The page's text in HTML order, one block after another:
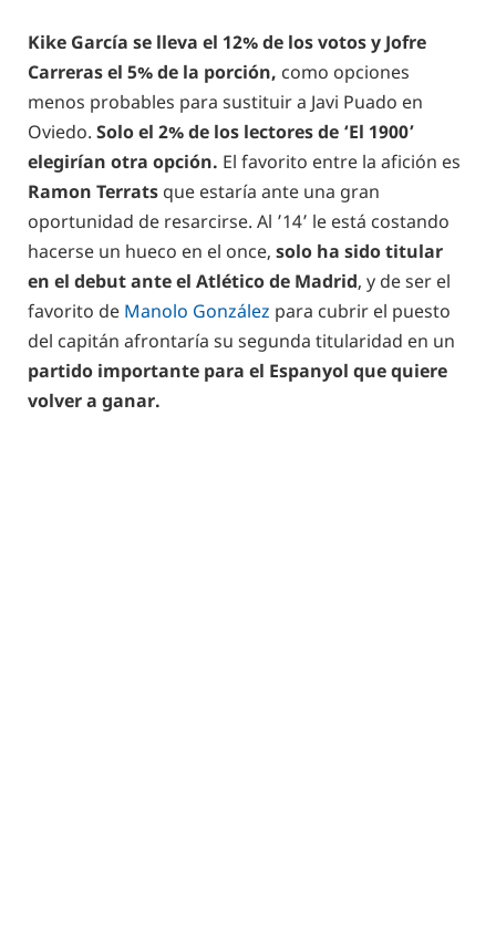
Kike García se lleva el 12% de los votos y Jofre
Carreras el 5% de la porción, como opciones
menos probables para sustituir a Javi Puado en
Oviedo. Solo el 2% de los lectores de ‘El 1900’
elegirían otra opción. El favorito entre la afición es
Ramon Terrats que estaría ante una gran
oportunidad de resarcirse. Al ’14’ le está costando
hacerse un hueco en el once, solo ha sido titular
en el debut ante el Atlético de Madrid, y de ser el
favorito de Manolo González para cubrir el puesto
del capitán afrontaría su segunda titularidad en un
partido importante para el Espanyol que quiere
volver a ganar.